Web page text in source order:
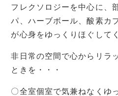
フレクソロジーを中心に、
パ、ハーブボール、酸素カ
が心身をゆっくりほぐして
非日常の空間で心からリラ
ときを・・・
〇全室個室で気兼ねなくゆ